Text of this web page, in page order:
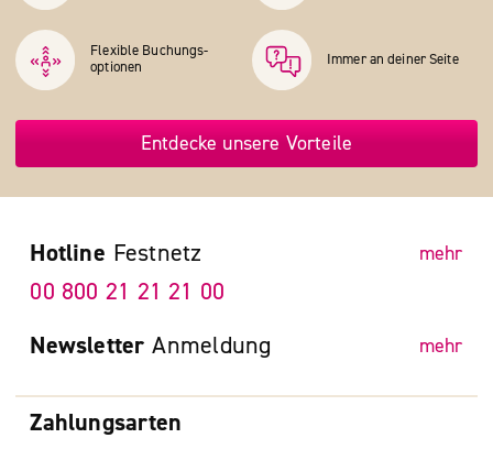
Flexible Buchungs­
optionen
Immer an deiner Seite
Entdecke unsere Vorteile
Zahlungsarten
Hotline Festnetz mehr
00 800 21 21 21 00
Newsletter Anmeldung mehr